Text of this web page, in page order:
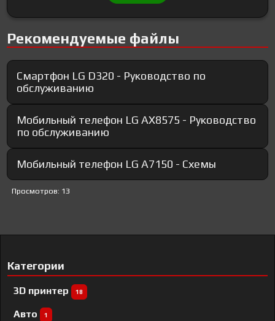
Рекомендуемые файлы
Смартфон LG D320 - Руководство по
обслуживанию
Мобильный телефон LG AX8575 - Руководство
по обслуживанию
Мобильный телефон LG A7150 - Схемы
Просмотров: 13
Категории
3D принтер 18
Авто 1